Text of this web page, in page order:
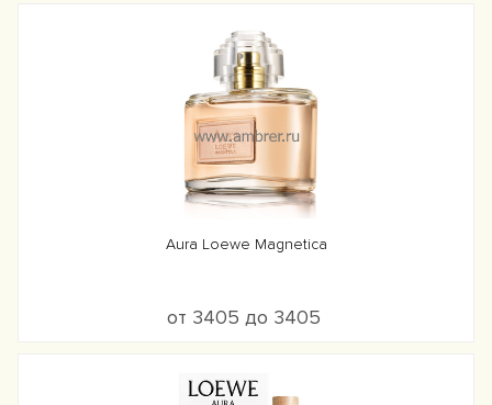
Aura Loewe Magnetica
от 3405 до 3405